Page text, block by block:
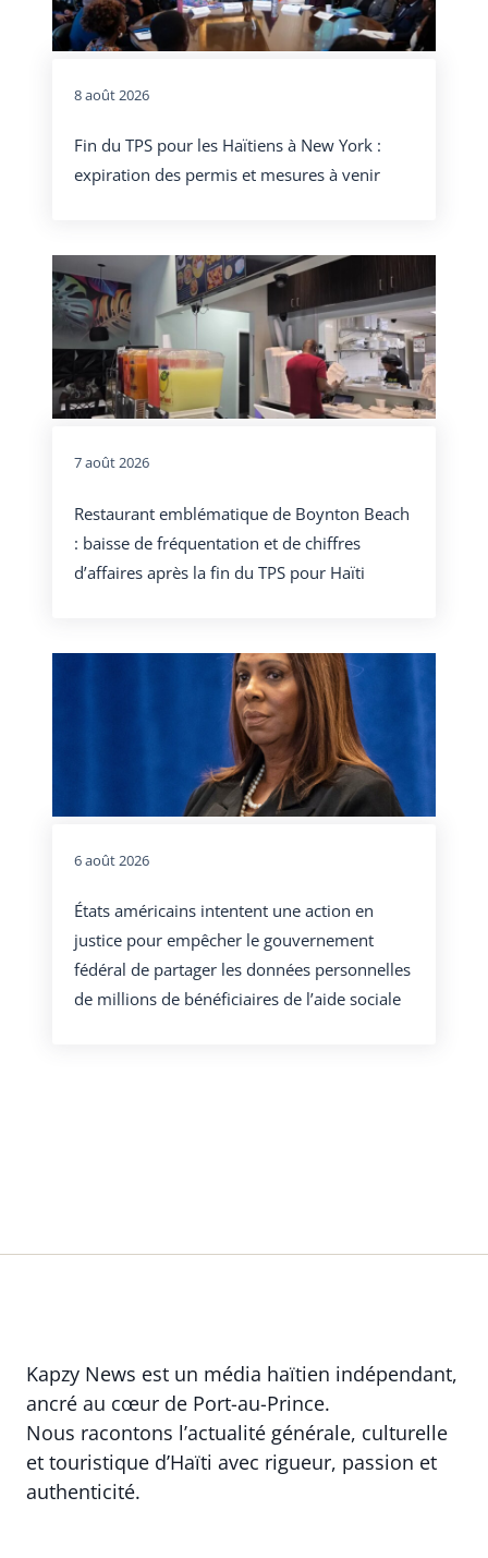
8 août 2026
Fin du TPS pour les Haïtiens à New York :
expiration des permis et mesures à venir
7 août 2026
Restaurant emblématique de Boynton Beach
: baisse de fréquentation et de chiffres
d’affaires après la fin du TPS pour Haïti
6 août 2026
États américains intentent une action en
justice pour empêcher le gouvernement
fédéral de partager les données personnelles
de millions de bénéficiaires de l’aide sociale
Kapzy News est un média haïtien indépendant,
ancré au cœur de Port-au-Prince.
Nous racontons l’actualité générale, culturelle
et touristique d’Haïti avec rigueur, passion et
authenticité.